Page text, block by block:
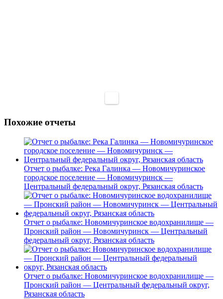
Похожие отчеты
Отчет о рыбалке: Река Галинка — Новомичуринское
городское поселение — Новомичуринск —
Центральный федеральный округ, Рязанская область
Отчет о рыбалке: Новомичуринское водохранилище —
Пронский район — Новомичуринск — Центральный
федеральный округ, Рязанская область
Отчет о рыбалке: Новомичуринское водохранилище —
Пронский район — Центральный федеральный округ,
Рязанская область